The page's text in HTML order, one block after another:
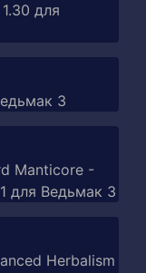
для
3
Manticore -
для Ведьмак 3
Herbalism